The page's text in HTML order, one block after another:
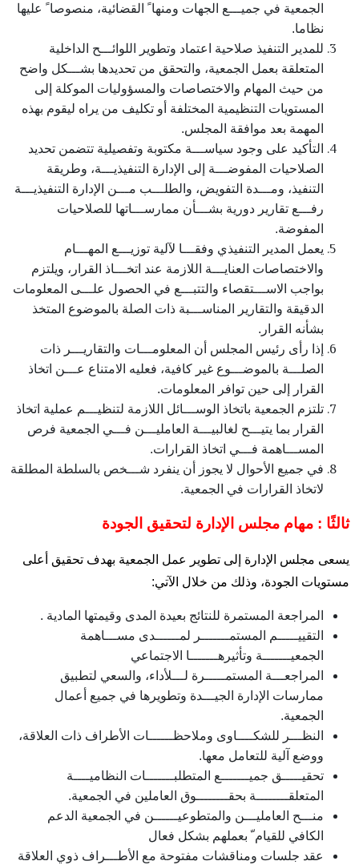
الجمعية في جميـــع الجهات ومنها ً القضائية، منصوصا ً عليها
نظاما.
للمدير التنفيذ صلاحية اعتماد وتطوير اللوائـــح الداخلية
المتعلقة بعمل الجمعية، والتحقق من تحديدها بشـــكل واضح
من حيث المهام والاختصاصات والمسؤوليات الموكلة إلى
المستويات التنظيمية المختلفة أو تكليف من يراه ليقوم بهذه
المهمة بعد موافقة المجلس.
التأكيد على وجود سياســـة مكتوبة وتفصيلية تتضمن تحديد
الصلاحيات المفوضـــة إلى الإدارة التنفيذيـــة، وطريقة
التنفيذ، ومـــدة التفويض، والطلـــب مـــن الإدارة التنفيذيـــة
رفـــع تقارير دورية بشـــأن ممارســـاتها للصلاحيات
المفوضة.
يعمل المدير التنفيذي وفقـــا لآلية توزيـــع المهـــام
والاختصاصات العنايـــة اللازمة عند اتخـــاذ القرار، ويلتزم
بواجب الاســـتقصاء والتتبـــع في الحصول علـــى المعلومات
الدقيقة والتقارير المناســـبة ذات الصلة بالموضوع المتخذ
بشأنه القرار.
إذا رأى رئيس المجلس أن المعلومـــات والتقاريـــر ذات
الصلـــة بالموضـــوع غير كافية، فعليه الامتناع عـــن اتخاذ
القرار إلى حين توافر المعلومات.
تلتزم الجمعية باتخاذ الوســـائل اللازمة لتنظيـــم عملية اتخاذ
القرار بما يتيـــح لغالبيـــة العامليـــن فـــي الجمعية فرص
المســـاهمة فـــي اتخاذ القرارات.
في جميع الأحوال لا يجوز أن ينفرد شـــخص بالسلطة المطلقة
لاتخاذ القرارات في الجمعية.
ثالثًا : مهام مجلس الإدارة لتحقيق الجودة
يسعى مجلس الإدارة إلى تطوير عمل الجمعية بهدف تحقيق أعلى
مستويات الجودة، وذلك من خلال الآتي:
المراجعة المستمرة للنتائج بعيدة المدى وقيمتها المادية .
التقييـــــم المستمـــــــر لمــــــدى مســـاهمة
الجمعيـــــــة وتأثيرهـــــــا الاجتماعي
المراجعـــة المستمـــــرة لـــلأداء، والسعي لتطبيق
ممارسات الإدارة الجيـــدة وتطويرها في جميع أعمال
الجمعية.
النظـــر للشكــــاوى وملاحظــــــات الأطراف ذات العلاقة،
ووضع آلية للتعامل معها.
تحقيـــــق جميـــــــع المتطلبـــــــات النظاميــــة
المتعلقــــــــة بحقــــــــوق العاملين في الجمعية.
منـــح العامليـــن والمتطوعيــــــن في الجمعية الدعم
الكافي للقيام ّ بعملهم بشكل فعال
عقد جلسات ومناقشات مفتوحة مع الأطـــراف ذوي العلاقة